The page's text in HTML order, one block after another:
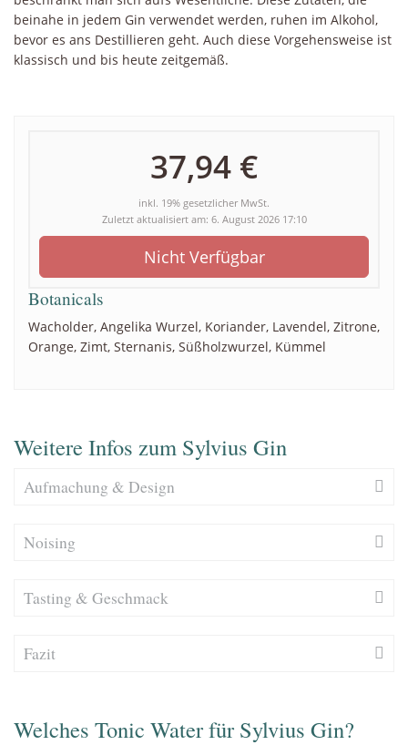
beinahe in jedem Gin verwendet werden, ruhen im Alkohol,
bevor es ans Destillieren geht. Auch diese Vorgehensweise ist
klassisch und bis heute zeitgemäß.
37,94 €
inkl. 19% gesetzlicher MwSt.
Zuletzt aktualisiert am: 6. August 2026 17:10
Nicht Verfügbar
Botanicals
Wacholder, Angelika Wurzel, Koriander, Lavendel, Zitrone,
Orange, Zimt, Sternanis, Süßholzwurzel, Kümmel
Weitere Infos zum Sylvius Gin
Aufmachung & Design
Noising
Tasting & Geschmack
Fazit
Welches Tonic Water für Sylvius Gin?